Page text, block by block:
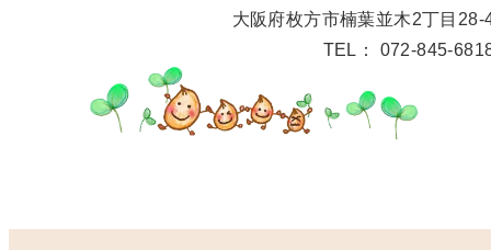
大阪府枚方市楠葉並木2丁目28-
TEL： 072-845-